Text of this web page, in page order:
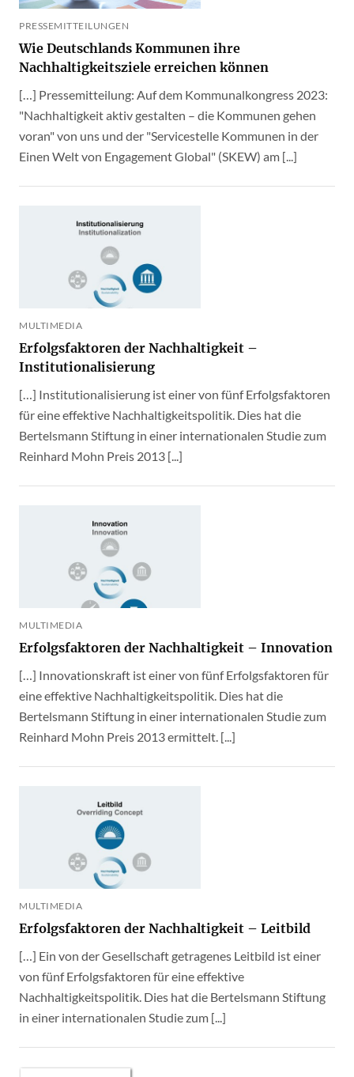
PRESSEMITTEILUNGEN
Wie Deutschlands Kommunen ihre
Nachhaltigkeitsziele erreichen können
[…] Pressemitteilung: Auf dem Kommunalkongress 2023:
"Nachhaltigkeit aktiv gestalten – die Kommunen gehen
voran" von uns und der "Servicestelle Kommunen in der
Einen Welt von Engagement Global" (SKEW) am [...]
MULTIMEDIA
Erfolgsfaktoren der Nachhaltigkeit –
Institutionalisierung
[…] Institutionalisierung ist einer von fünf Erfolgsfaktoren
für eine effektive Nachhaltigkeitspolitik. Dies hat die
Bertelsmann Stiftung in einer internationalen Studie zum
Reinhard Mohn Preis 2013 [...]
MULTIMEDIA
Erfolgsfaktoren der Nachhaltigkeit – Innovation
[…] Innovationskraft ist einer von fünf Erfolgsfaktoren für
eine effektive Nachhaltigkeitspolitik. Dies hat die
Bertelsmann Stiftung in einer internationalen Studie zum
Reinhard Mohn Preis 2013 ermittelt. [...]
MULTIMEDIA
Erfolgsfaktoren der Nachhaltigkeit – Leitbild
[…] Ein von der Gesellschaft getragenes Leitbild ist einer
von fünf Erfolgsfaktoren für eine effektive
Nachhaltigkeitspolitik. Dies hat die Bertelsmann Stiftung
in einer internationalen Studie zum [...]